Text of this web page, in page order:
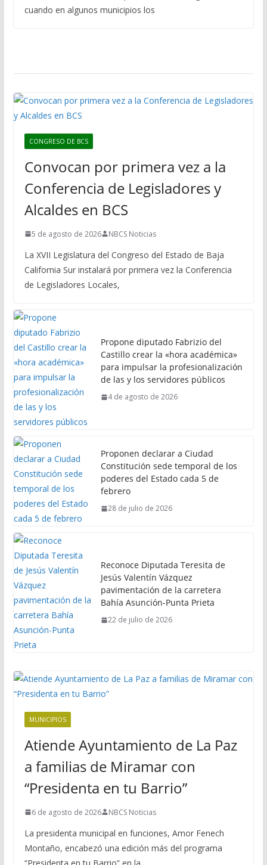
cuando en algunos municipios los
CONGRESO DE BCS
Convocan por primera vez a la
Conferencia de Legisladores y
Alcaldes en BCS
5 de agosto de 2026 NBCS Noticias
La XVII Legislatura del Congreso del Estado de Baja
California Sur instalará por primera vez la Conferencia
de Legisladores Locales,
Propone diputado Fabrizio del
Castillo crear la «hora académica»
para impulsar la profesionalización
de las y los servidores públicos
4 de agosto de 2026
Proponen declarar a Ciudad
Constitución sede temporal de los
poderes del Estado cada 5 de
febrero
28 de julio de 2026
Reconoce Diputada Teresita de
Jesús Valentín Vázquez
pavimentación de la carretera
Bahía Asunción-Punta Prieta
22 de julio de 2026
MUNICIPIOS
Atiende Ayuntamiento de La Paz
a familias de Miramar con
“Presidenta en tu Barrio”
6 de agosto de 2026 NBCS Noticias
La presidenta municipal en funciones, Amor Fenech
Montaño, encabezó una edición más del programa